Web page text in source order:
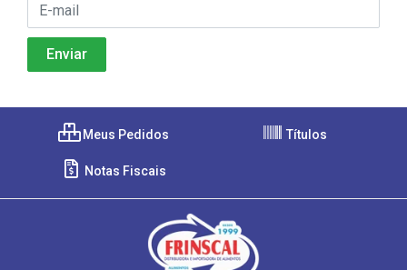
Meus Pedidos Títulos
Notas Fiscais